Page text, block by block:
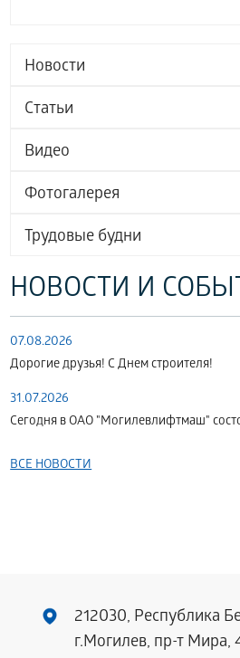
Новости
Статьи
Видео
Фотогалерея
Трудовые будни
НОВОСТИ И
07.08.2026
Дорогие друзья! С Днем строителя!
31.07.2026
Сегодня в ОАО "Могилевлифтмаш"
ВСЕ НОВОСТИ
212030, Республика
г.Могилев, пр-т Мира,